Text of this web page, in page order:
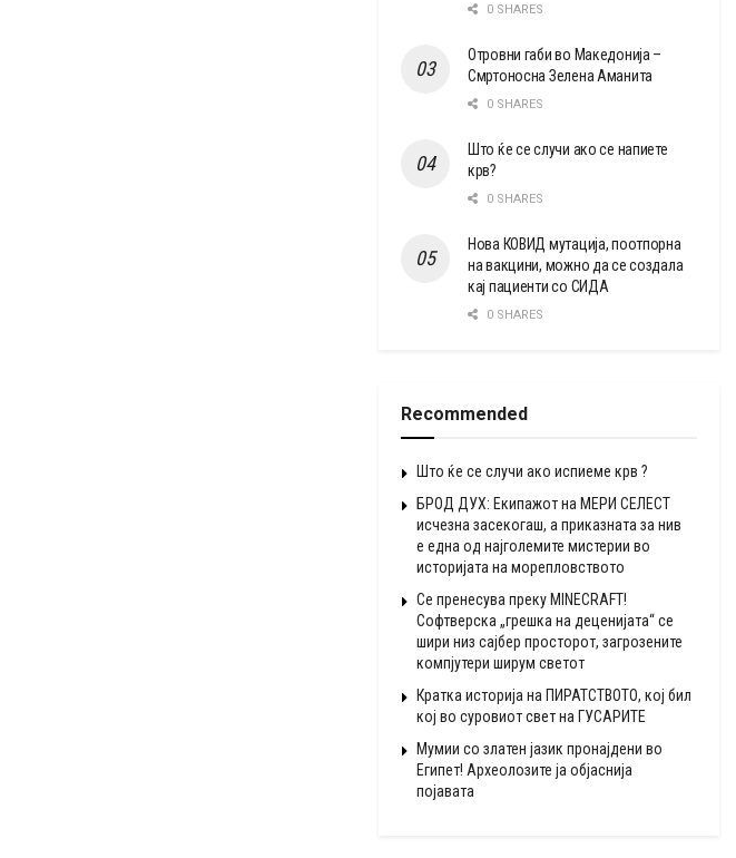
0 SHARES
Отровни габи во Македонија –
Смртоносна Зелена Аманита
0 SHARES
Што ќе се случи ако се напиете
крв?
0 SHARES
Нова КОВИД мутација, поотпорна
на вакцини, можно да се создала
кај пациенти со СИДА
0 SHARES
Recommended
Што ќе се случи ако испиеме крв ?
БРОД ДУХ: Екипажот на МЕРИ СЕЛЕСТ
исчезна засекогаш, а приказната за нив
е една од најголемите мистерии во
историјата на морепловството
Се пренесува преку MINECRAFT!
Софтверска „грешка на деценијата“ се
шири низ сајбер просторот, загрозените
компјутери ширум светот
Кратка историја на ПИРАТСТВОТО, кој бил
кој во суровиот свет на ГУСАРИТЕ
Мумии со златен јазик пронајдени во
Египет! Археолозите ја објаснија
појавата